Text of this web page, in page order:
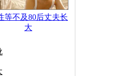
等不及80后丈夫长
大